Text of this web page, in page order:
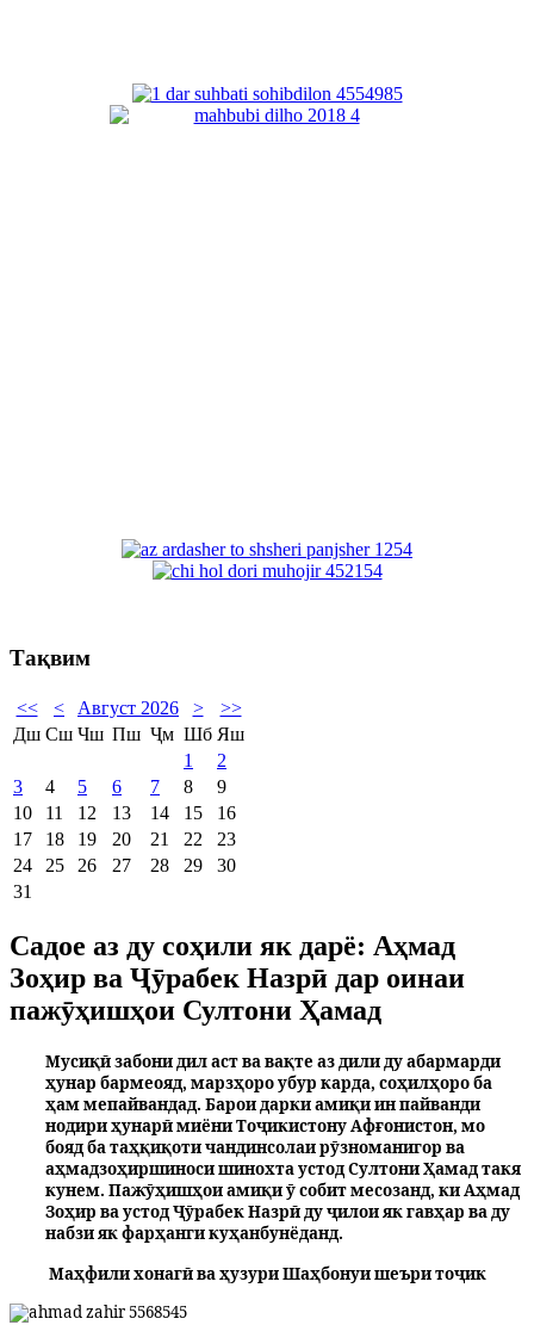
Тақвим
<< < Август 2026 >
>>
Дш Сш Чш Пш Ҷм Шб Яш
1
2
3
4 5 6 7 8
9
10
11 12 13 14 15
16
17
18 19 20 21 22
23
24
25 26 27 28 29
30
31
Садое аз ду соҳили як дарё: Аҳмад
Зоҳир ва Ҷӯрабек Назрӣ дар оинаи
пажӯҳишҳои Султони Ҳамад
Мусиқӣ забони дил аст ва вақте аз дили ду абармарди
ҳунар бармеояд, марзҳоро убур карда, соҳилҳоро ба
ҳам мепайвандад. Барои дарки амиқи ин пайванди
нодири ҳунарӣ миёни Тоҷикистону Афғонистон, мо
бояд ба таҳқиқоти чандинсолаи рӯзноманигор ва
аҳмадзоҳиршиноси шинохта устод Султони Ҳамад такя
кунем. Пажӯҳишҳои амиқи ӯ собит месозанд, ки Аҳмад
Зоҳир ва устод Ҷӯрабек Назрӣ ду ҷилои як гавҳар ва ду
набзи як фарҳанги куҳанбунёданд.
​Маҳфили хонагӣ ва ҳузури Шаҳбонуи шеъри тоҷик